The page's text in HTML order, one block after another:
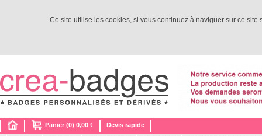
Ce site utilise les cookies, si vous continuez à naviguer sur ce
Panier (0) 0,00 € Devis rapide